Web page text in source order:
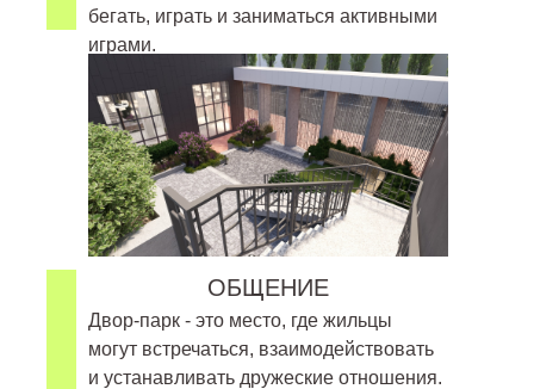
бегать, играть и заниматься активными
играми.
ОБЩЕНИЕ
Двор-парк - это место, где жильцы
могут встречаться, взаимодействовать
и устанавливать дружеские отношения.